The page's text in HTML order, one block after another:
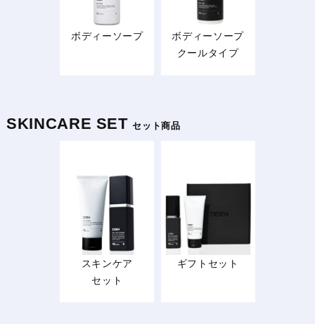
ボディーソープ
ボディーソープ
クールタイプ
SKINCARE SETセット商品
スキンケア
セット
ギフトセット